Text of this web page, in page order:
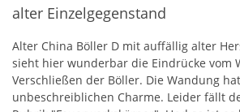
alter Einzelgegenstand
Alter China Böller D mit auffällig alter
sieht hier wunderbar die Eindrücke vom
Verschließen der Böller. Die Wandung
unbeschreiblichen Charme. Leider fällt